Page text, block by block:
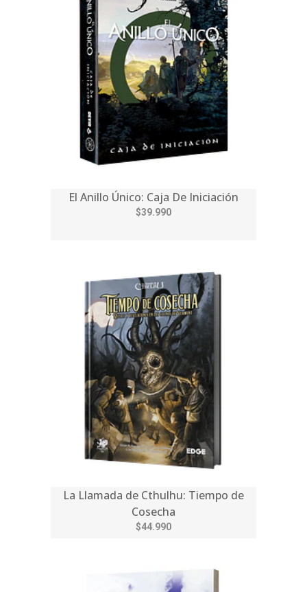
El Anillo Único: Caja De Iniciación
$39.990
La Llamada de Cthulhu: Tiempo de
Cosecha
$44.990